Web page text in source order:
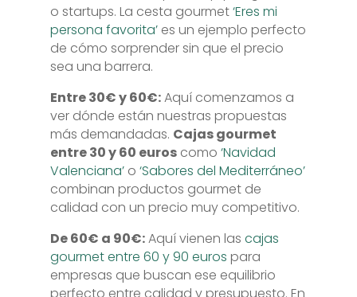
o startups. La cesta gourmet‘Eres mi
persona favorita’es un ejemplo perfecto
de cómo sorprender sin que el precio
sea una barrera.
Entre 30€ y 60€:Aquí comenzamos a
ver dónde están nuestras propuestas
más demandadas. Cajas gourmet
entre 30 y 60 euroscomo ‘Navidad
Valenciana’o ‘Sabores del Mediterráneo’
combinan productos gourmet de
calidad con un precio muy competitivo.
De 60€ a 90€:Aquí vienen las cajas
gourmet entre 60 y 90 euros para
empresas que buscan ese equilibrio